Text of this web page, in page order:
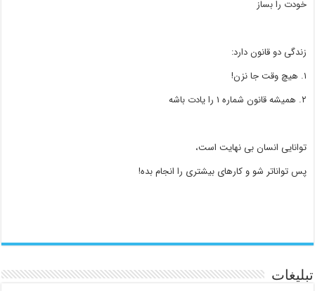
خودت را بساز
زندگی دو قانون دارد:
۱. هیچ وقت جا نزن!
۲. همیشه قانون شماره ۱ را یادت باشه
توانایی انسان بی نهایت است،
پس تواناتر شو و کارهای بیشتری را انجام بده!
تبلیغات